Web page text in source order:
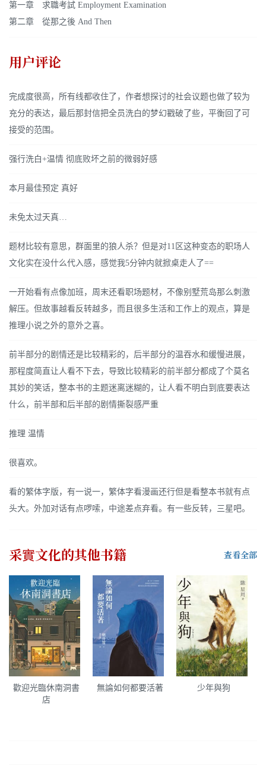
第一章 求職考試 Employment Examination
第二章 從那之後 And Then
用户评论
完成度很高，所有线都收住了，作者想探讨的社会议题也做了较为
充分的表达，最后那封信把全员洗白的梦幻戳破了些，平衡回了可
接受的范围。
强行洗白+温情 彻底败坏之前的微弱好感
本月最佳预定 真好
未免太过天真…
题材比较有意思，群面里的狼人杀？但是对11区这种变态的职场人
文化实在没什么代入感，感觉我5分钟内就掀桌走人了==
一开始看有点像加班，周末还看职场题材，不像别墅荒岛那么刺激
解压。但故事越看反转越多，而且很多生活和工作上的观点，算是
推理小说之外的意外之喜。
前半部分的剧情还是比较精彩的，后半部分的温吞水和缓慢进展，
那程度简直让人看不下去，导致比较精彩的前半部分都成了个莫名
其妙的笑话，整本书的主题迷离迷糊的，让人看不明白到底要表达
什么，前半部和后半部的剧情撕裂感严重
推理 温情
很喜欢。
看的繁体字版，有一说一，繁体字看漫画还行但是看整本书就有点
头大。外加对话有点啰嗦，中途差点弃看。有一些反转，三星吧。
采實文化的其他书籍 查看全部
歡迎光臨休南洞書
店
無論如何都要活著 少年與狗